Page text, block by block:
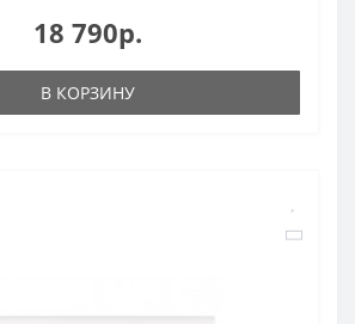
18 790р.
В КОРЗИНУ